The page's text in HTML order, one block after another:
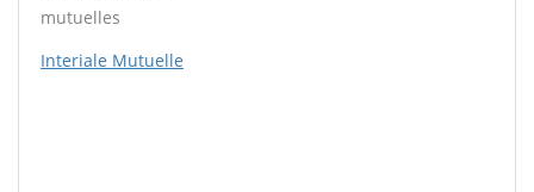
mutuelles
Interiale Mutuelle